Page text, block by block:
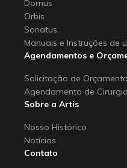
Domus
Orbis
Sonatus
Manuais e Instruções de
Agendamentos e
Solicitação de Orçamento
Agendamento de Cirurgia
Sobre a Artis
Nosso Histórico
Notícias
Contato